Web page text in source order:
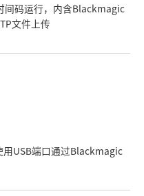
间码运行，内含Blackmagic
文件上传
USB端口通过Blackmagic